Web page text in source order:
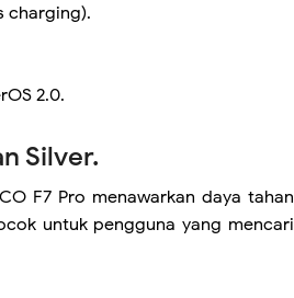
charging).
2.0.
Silver.
F7 Pro menawarkan daya tahan
untuk pengguna yang mencari